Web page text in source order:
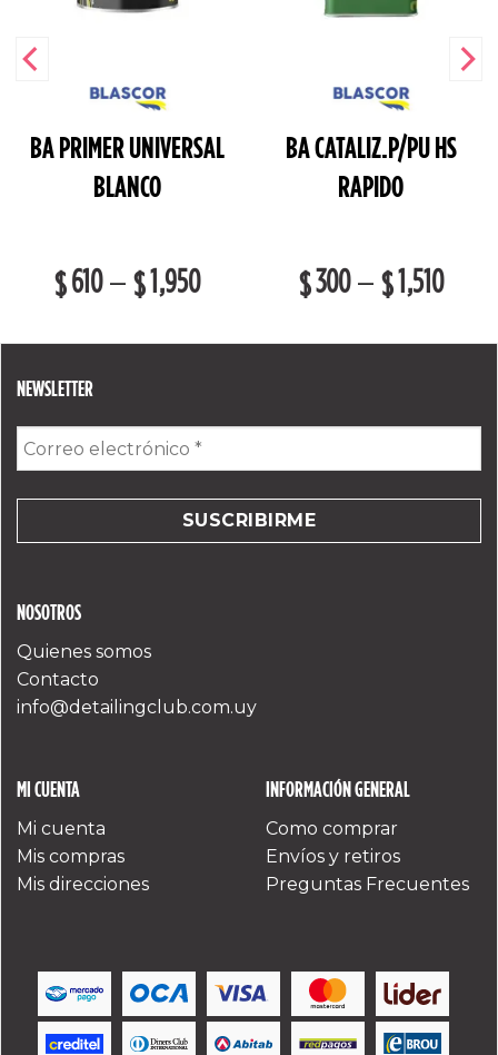
BA PRIMER UNIVERSAL
BLANCO
$610– $1,950
BA CATALIZ.P/PU HS
RAPIDO
$300– $1,510
NOSOTROS
Quienes somos
Contacto
info@detailingclub.com.uy
MI CUENTA
Mi cuenta
Mis compras
Mis direcciones
INFORMACIÓN GENERAL
Como comprar
Envíos y retiros
Preguntas Frecuentes
NEWSLETTER
electrónico